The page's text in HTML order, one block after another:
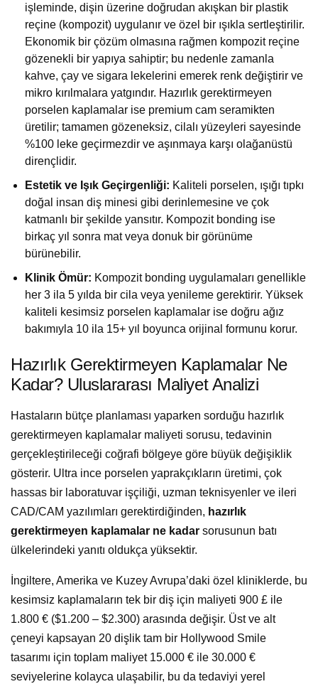
işleminde, dişin üzerine doğrudan akışkan bir plastik
reçine (kompozit) uygulanır ve özel bir ışıkla sertleştirilir.
Ekonomik bir çözüm olmasına rağmen kompozit reçine
gözenekli bir yapıya sahiptir; bu nedenle zamanla
kahve, çay ve sigara lekelerini emerek renk değiştirir ve
mikro kırılmalara yatgındır. Hazırlık gerektirmeyen
porselen kaplamalar ise premium cam seramikten
üretilir; tamamen gözeneksiz, cilalı yüzeyleri sayesinde
%100 leke geçirmezdir ve aşınmaya karşı olağanüstü
dirençlidir.
Estetik ve Işık Geçirgenliği: Kaliteli porselen, ışığı tıpkı
doğal insan diş minesi gibi derinlemesine ve çok
katmanlı bir şekilde yansıtır. Kompozit bonding ise
birkaç yıl sonra mat veya donuk bir görünüme
bürünebilir.
Klinik Ömür: Kompozit bonding uygulamaları genellikle
her 3 ila 5 yılda bir cila veya yenileme gerektirir. Yüksek
kaliteli kesimsiz porselen kaplamalar ise doğru ağız
bakımıyla 10 ila 15+ yıl boyunca orijinal formunu korur.
Hazırlık Gerektirmeyen Kaplamalar Ne
Kadar? Uluslararası Maliyet Analizi
Hastaların bütçe planlaması yaparken sorduğu hazırlık
gerektirmeyen kaplamalar maliyeti sorusu, tedavinin
gerçekleştirileceği coğrafi bölgeye göre büyük değişiklik
gösterir. Ultra ince porselen yaprakçıkların üretimi, çok
hassas bir laboratuvar işçiliği, uzman teknisyenler ve ileri
CAD/CAM yazılımları gerektirdiğinden, hazırlık
gerektirmeyen kaplamalar ne kadar sorusunun batı
ülkelerindeki yanıtı oldukça yüksektir.
İngiltere, Amerika ve Kuzey Avrupa’daki özel kliniklerde, bu
kesimsiz kaplamaların tek bir diş için maliyeti 900 £ ile
1.800 € ($1.200 – $2.300) arasında değişir. Üst ve alt
çeneyi kapsayan 20 dişlik tam bir Hollywood Smile
tasarımı için toplam maliyet 15.000 € ile 30.000 €
seviyelerine kolayca ulaşabilir, bu da tedaviyi yerel